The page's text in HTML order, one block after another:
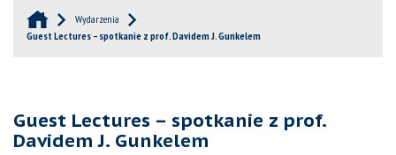
Wydarzenia
Guest Lectures – spotkanie z prof. Davidem J. Gunkelem
Guest Lectures – spotkanie z prof.
Davidem J. Gunkelem